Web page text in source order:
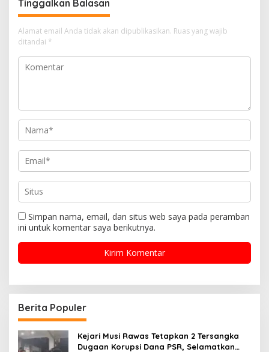
Tinggalkan Balasan
Alamat email Anda tidak akan dipublikasikan. Ruas yang wajib
ditandai *
Simpan nama, email, dan situs web saya pada peramban
ini untuk komentar saya berikutnya.
Berita Populer
Kejari Musi Rawas Tetapkan 2 Tersangka
Dugaan Korupsi Dana PSR, Selamatkan